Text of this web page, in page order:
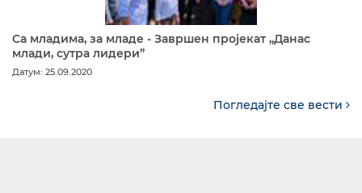
Са младима, за младе - Завршен пројекат „Данас
млади, сутра лидери”
Датум: 25.09.2020
Погледајте све вести